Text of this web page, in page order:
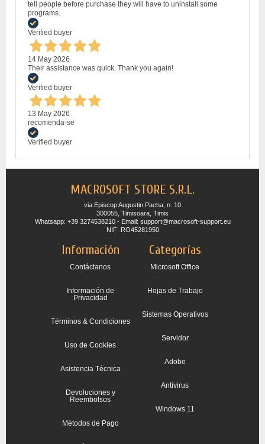
tell people before purchase they will have to uninstall some
programs.
Verified buyer
14 May 2026
Their assistance was quick. Thank you again!
Verified buyer
13 May 2026
recomenda-se
Verified buyer
MACROSOFT STORE S.R.L.
via Episcop Augustin Pacha, n. 10
300055, Timisoara, Timis
Whatsapp: +39 3274538210 - Email: support@macrosoft-support.eu
NIF: RO45281950
Información
Contáctanos
Información de
Privacidad
Términos & Condiciones
Uso de Cookies
Asistencia Técnica
Devoluciones y
Reembolsos
Métodos de Pago
Categorías
Microsoft Office
Hojas de Trabajo
Sistemas Operativos
Servidor
Adobe
Antivirus
Windows 11